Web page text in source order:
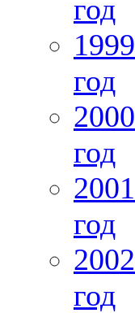
год
год
год
год
год